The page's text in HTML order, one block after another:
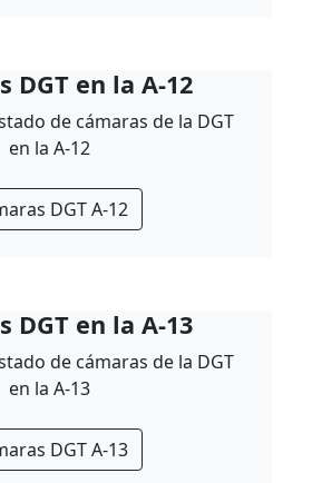
DGT en la A-12
de cámaras de la DGT
en la A-12
DGT A-12
DGT en la A-13
de cámaras de la DGT
en la A-13
DGT A-13